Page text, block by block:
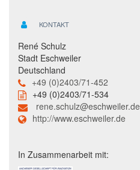
KONTAKT
René Schulz
Stadt Eschweiler
Deutschland
+49 (0)2403/71-452
+49 (0)2403/71-534
rene.schulz@eschweiler.de
http://www.eschweiler.de
In Zusammenarbeit mit: